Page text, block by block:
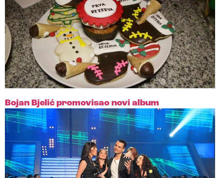
Bojan Bjelić promovisao novi album